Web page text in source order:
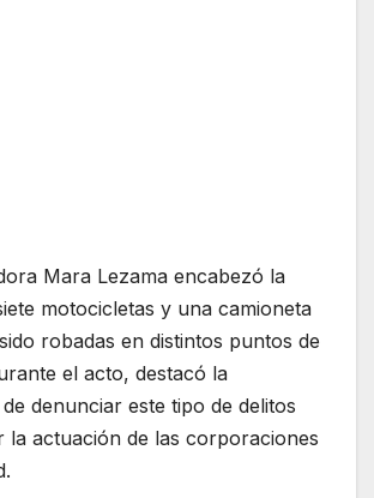
Mara Lezama encabezó la
motocicletas y una camioneta
robadas en distintos puntos de
el acto, destacó la
denunciar este tipo de delitos
la actuación de las corporaciones